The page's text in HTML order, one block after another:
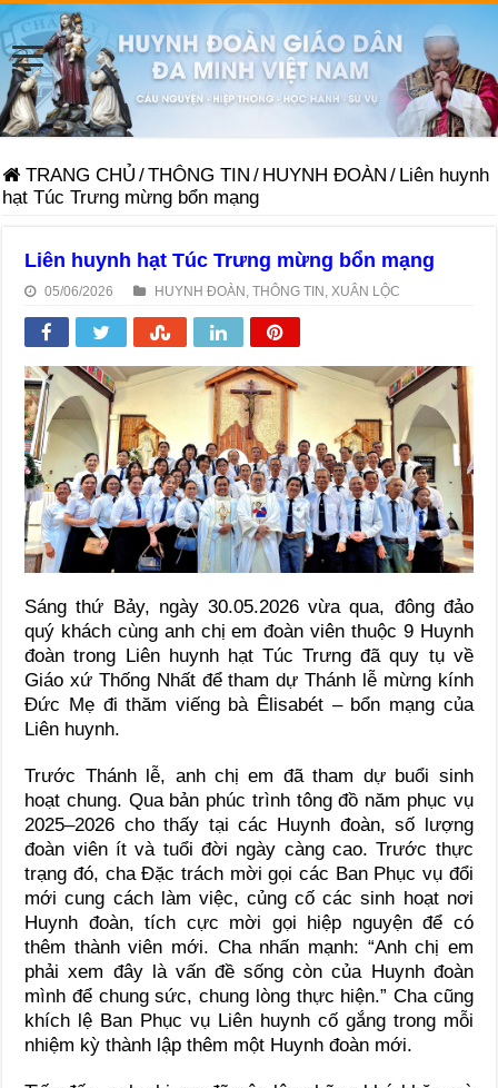
TRANG CHỦ /THÔNG TIN / HUYNH ĐOÀN / Liên huynh
hạt Túc Trưng mừng bổn mạng
Liên huynh hạt Túc Trưng mừng bổn mạng
05/06/2026 HUYNH ĐOÀN ,THÔNG TIN XUÂN LỘC
Sáng thứ Bảy, ngày 30.05.2026 vừa qua, đông đảo
quý khách cùng anh chị em đoàn viên thuộc 9 Huynh
đoàn trong Liên huynh hạt Túc Trưng đã quy tụ về
Giáo xứ Thống Nhất để tham dự Thánh lễ mừng kính
Đức Mẹ đi thăm viếng bà Êlisabét – bổn mạng của
Liên huynh.
Trước Thánh lễ, anh chị em đã tham dự buổi sinh
hoạt chung. Qua bản phúc trình tông đồ năm phục vụ
2025–2026 cho thấy tại các Huynh đoàn, số lượng
đoàn viên ít và tuổi đời ngày càng cao. Trước thực
trạng đó, cha Đặc trách mời gọi các Ban Phục vụ đổi
mới cung cách làm việc, củng cố các sinh hoạt nơi
Huynh đoàn, tích cực mời gọi hiệp nguyện để có
thêm thành viên mới. Cha nhấn mạnh: “Anh chị em
phải xem đây là vấn đề sống còn của Huynh đoàn
mình để chung sức, chung lòng thực hiện.” Cha cũng
khích lệ Ban Phục vụ Liên huynh cố gắng trong mỗi
nhiệm kỳ thành lập thêm một Huynh đoàn mới.